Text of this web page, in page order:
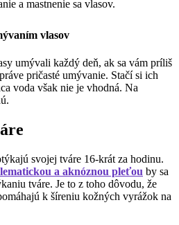
a mastnenie sa vlasov.
vlasov
umývali každý deň, ak sa vám príliš
pričasté umývanie. Stačí si ich
voda však nie je vhodná. Na
svojej tváre 16-krát za hodinu.
a aknóznou pleťou by sa
tváre. Je to z toho dôvodu, že
k šíreniu kožných vyrážok na